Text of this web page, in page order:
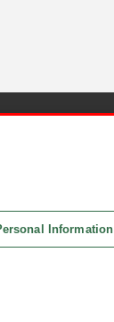
Information